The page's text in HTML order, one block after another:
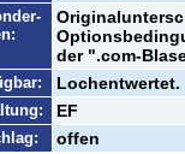
der ".com-
Lochentwertet.
EF
offen